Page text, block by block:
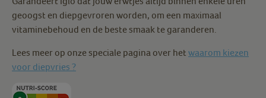
geoogst en diepgevroren worden, om een maximaal
vitaminebehoud en de beste smaak te garanderen.
Lees meer op onze speciale pagina over het waarom kiezen
voor diepvries ?